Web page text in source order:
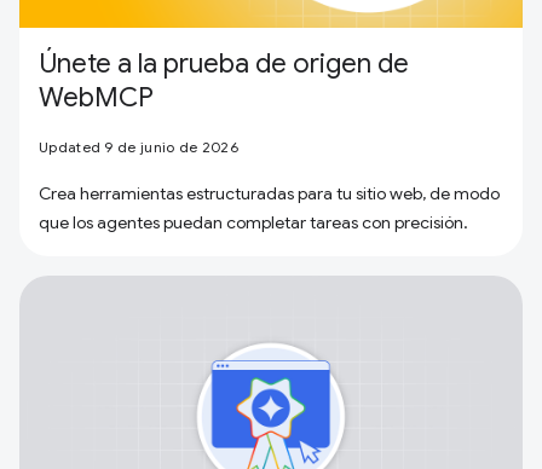
Únete a la prueba de origen de
WebMCP
Updated 9 de junio de 2026
Crea herramientas estructuradas para tu sitio web, de modo
que los agentes puedan completar tareas con precisión.